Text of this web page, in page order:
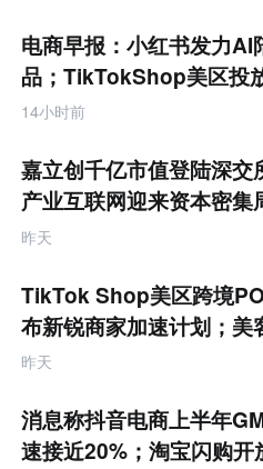
电商早报：小红书发力AI
品；TikTokShop美区投
14小时前
嘉立创千亿市值登陆深
产业互联网迎来资本密集
业互联网周报
昨天
TikTok Shop美区跨境
布新锐商家加速计划；美
Q2营收同增50%丨跨境电
昨天
消息称抖音电商上半年
速接近20%；淘宝闪购开